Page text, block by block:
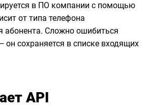
в ПО компании с помощью
от типа телефона
абонента. Сложно ошибиться
он сохраняется в списке входящих
API